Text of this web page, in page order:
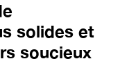
solides et
soucieux